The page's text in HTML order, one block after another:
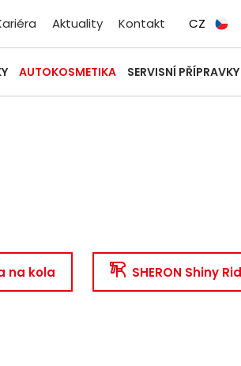
Aktuality Kontakt CZ
AUTOKOSMETIKA SERVISNÍ PŘÍPRAVKY
na kola SHERON Shiny